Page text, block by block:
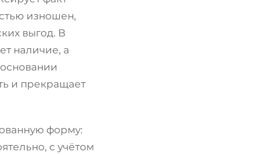
изношен,
выгод. В
наличие, а
и прекращает
форму:
с учётом